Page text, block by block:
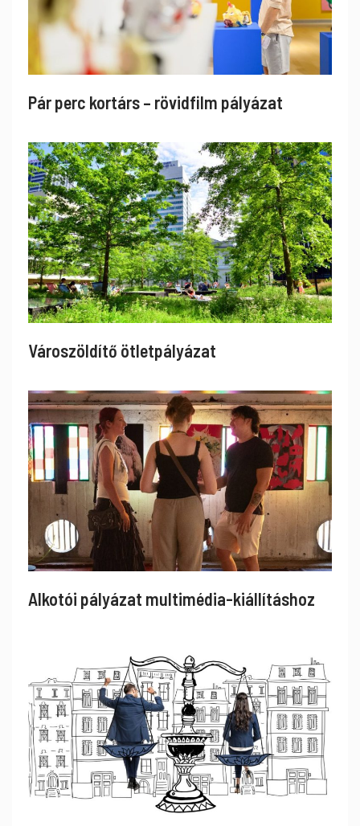
Pár perc kortárs – rövidfilm pályázat
Városzöldítő ötletpályázat
Alkotói pályázat multimédia-kiállításhoz